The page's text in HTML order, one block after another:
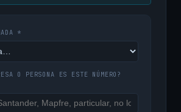
*
O PERSONA ES ESTE NÚMERO?